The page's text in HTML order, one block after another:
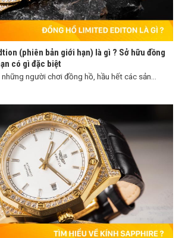
(phiên bản giới hạn) là gì ? Sở hữu đồng
có gì đặc biệt
người chơi đồng hồ, hầu hết các sản...